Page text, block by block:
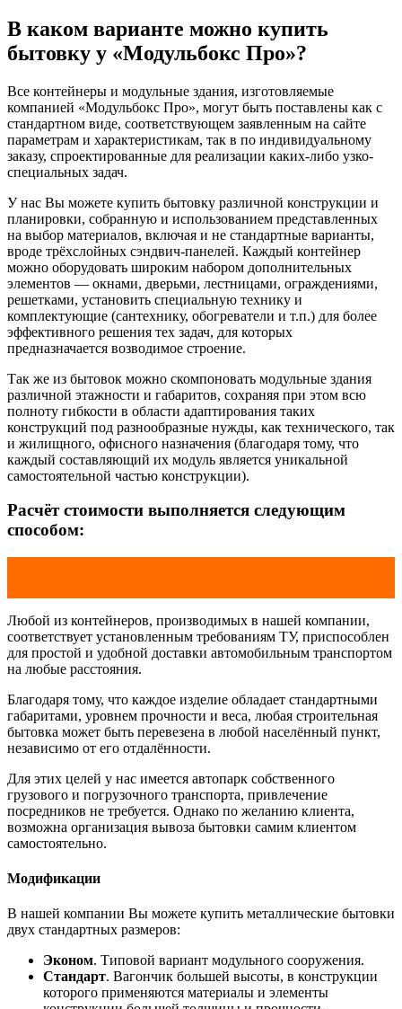
В каком варианте можно купить
бытовку у «Модульбокс Про»?
Все контейнеры и модульные здания, изготовляемые
компанией «Модульбокс Про», могут быть поставлены как с
стандартном виде, соответствующем заявленным на сайте
параметрам и характеристикам, так в по индивидуальному
заказу, спроектированные для реализации каких-либо узко-
специальных задач.
У нас Вы можете купить бытовку различной конструкции и
планировки, собранную и использованием представленных
на выбор материалов, включая и не стандартные варианты,
вроде трёхслойных сэндвич-панелей. Каждый контейнер
можно оборудовать широким набором дополнительных
элементов — окнами, дверьми, лестницами, ограждениями,
решетками, установить специальную технику и
комплектующие (сантехнику, обогреватели и т.п.) для более
эффективного решения тех задач, для которых
предназначается возводимое строение.
Так же из бытовок можно скомпоновать модульные здания
различной этажности и габаритов, сохраняя при этом всю
полноту гибкости в области адаптирования таких
конструкций под разнообразные нужды, как технического, так
и жилищного, офисного назначения (благодаря тому, что
каждый составляющий их модуль является уникальной
самостоятельной частью конструкции).
Расчёт стоимости выполняется следующим
способом:
Любой из контейнеров, производимых в нашей компании,
соответствует установленным требованиям ТУ, приспособлен
для простой и удобной доставки автомобильным транспортом
на любые расстояния.
Благодаря тому, что каждое изделие обладает стандартными
габаритами, уровнем прочности и веса, любая строительная
бытовка может быть перевезена в любой населённый пункт,
независимо от его отдалённости.
Для этих целей у нас имеется автопарк собственного
грузового и погрузочного транспорта, привлечение
посредников не требуется. Однако по желанию клиента,
возможна организация вывоза бытовки самим клиентом
самостоятельно.
Модификации
В нашей компании Вы можете купить металлические бытовки
двух стандартных размеров:
Эконом. Типовой вариант модульного сооружения.
Стандарт. Вагончик большей высоты, в конструкции
которого применяются материалы и элементы